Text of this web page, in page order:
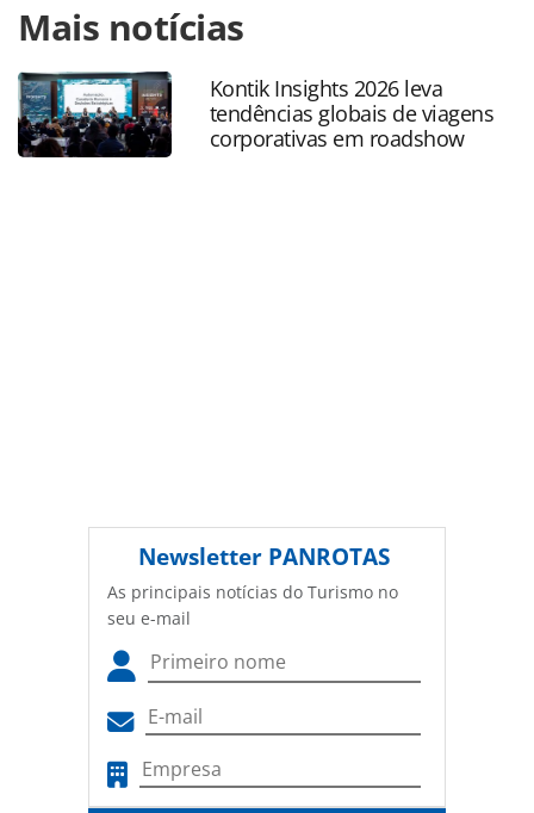
https://www.panrotas.com.br/noticia-
turismo/aviacao/2017/07/10-anos-pos-acidente-seguranca-
aumentou-em-congonhas_147969.html ou as ferramentas
oferecidas na página. Todo o conteúdo produzido pela
PANROTAS Editora é protegido pela legislação brasileira
sobre direito autoral. Não reproduza o conteúdo sem
Mais notícias
Kontik Insights 2026 leva
tendências globais de viagens
corporativas em roadshow
Newsletter PANROTAS
As principais notícias do Turismo no
seu e-mail